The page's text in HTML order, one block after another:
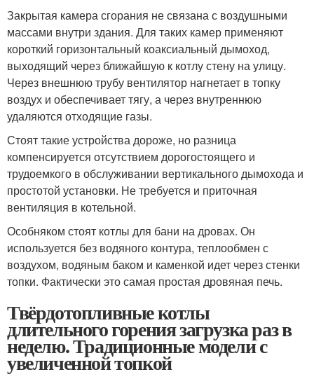
Закрытая камера сгорания не связана с воздушными
массами внутри здания. Для таких камер применяют
короткий горизонтальный коаксиальный дымоход,
выходящий через ближайшую к котлу стену на улицу.
Через внешнюю трубу вентилятор нагнетает в топку
воздух и обеспечивает тягу, а через внутреннюю
удаляются отходящие газы.
Стоят такие устройства дороже, но разница
компенсируется отсутствием дорогостоящего и
трудоемкого в обслуживании вертикального дымохода и
простотой установки. Не требуется и приточная
вентиляция в котельной.
Особняком стоят котлы для бани на дровах. Он
используется без водяного контура, теплообмен с
воздухом, водяным баком и каменкой идет через стенки
топки. Фактически это самая простая дровяная печь.
Твёрдотопливные котлы
длительного горения загрузка раз в
неделю. Традиционные модели с
увеличенной топкой